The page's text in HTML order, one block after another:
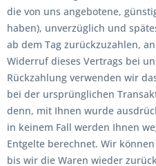
die von uns angebotene,
haben), unverzüglich und
ab dem Tag zurückzuzahlen,
Widerruf dieses Vertrags bei
Rückzahlung verwenden wir
bei der ursprünglichen
denn, mit Ihnen wurde
in keinem Fall werden Ihnen
Entgelte berechnet. Wir
bis wir die Waren wieder